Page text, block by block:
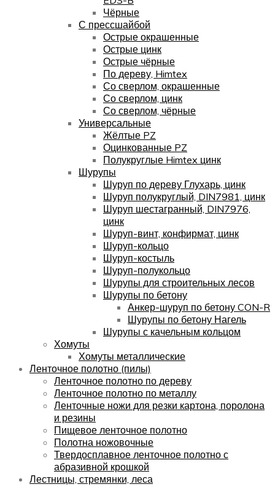
Чёрные
С прессшайбой
Острые окрашенные
Острые цинк
Острые чёрные
По дереву, Himtex
Со сверлом, окрашенные
Со сверлом, цинк
Со сверлом, чёрные
Универсальные
Жёлтые PZ
Оцинкованные PZ
Полукруглые Himtex цинк
Шурупы
Шуруп по дереву Глухарь, цинк
Шуруп полукруглый, DIN7981, цинк
Шуруп шестагранный, DIN7976,
цинк
Шуруп-винт, конфирмат, цинк
Шуруп-кольцо
Шуруп-костыль
Шуруп-полукольцо
Шурупы для строительных лесов
Шурупы по бетону
Анкер-шуруп по бетону CON-R
Шурупы по бетону Нагель
Шурупы с качельным кольцом
Хомуты
Хомуты металлические
Ленточное полотно (пилы)
Ленточное полотно по дереву
Ленточное полотно по металлу
Ленточные ножи для резки картона, поролона
и резины
Пищевое ленточное полотно
Полотна ножовочные
Твердосплавное ленточное полотно с
абразивной крошкой
Лестницы, стремянки, леса